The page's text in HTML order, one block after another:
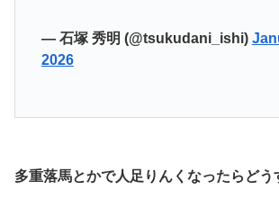
— 石塚 秀明 (@tsukudani_ishi)
2026
多重落馬とかで人足りんくなったらどう